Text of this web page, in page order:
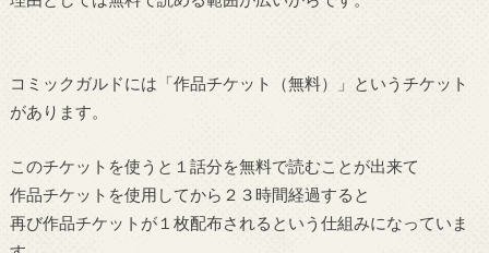
コミックガルドには「作品チケット（無料）」というチケット
があります。
このチケットを使うと１話分を無料で読むことが出来て
作品チケットを使用してから２３時間経過すると
再び作品チケットが１枚配布されるという仕組みになっていま